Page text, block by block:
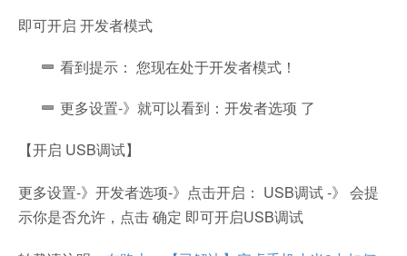
即可开启 开发者模式
看到提示： 您现在处于开发者模式！
更多设置-》就可以看到：开发者选项 了
【开启 USB调试】
更多设置-》开发者选项-》点击开启： USB调试 -》 会提
示你是否允许，点击 确定 即可开启USB调试